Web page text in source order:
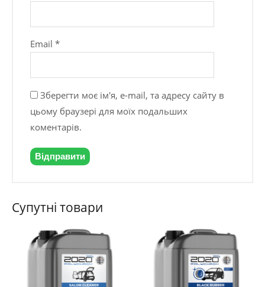
Email*
Зберегти моє ім'я, e-mail, та адресу сайту в
цьому браузері для моїх подальших
коментарів.
Супутні товари